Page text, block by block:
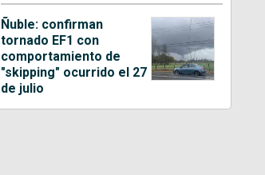
Ñuble: confirman
tornado EF1 con
comportamiento de
"skipping" ocurrido el 27
de julio